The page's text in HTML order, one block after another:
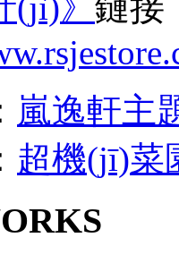
嵐逸軒主
超機(jī)菜